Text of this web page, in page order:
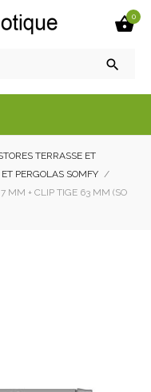
0

TERRASSE ET
PERGOLAS SOMFY
MM + CLIP TIGE 63 MM (SO